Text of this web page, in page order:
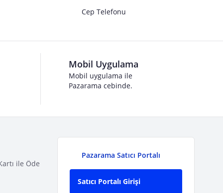
Cep Telefonu
Mobil Uygulama
Mobil uygulama ile
Pazarama cebinde.
ile Öde
Pazarama Satıcı Portalı
Satıcı Portalı Girişi